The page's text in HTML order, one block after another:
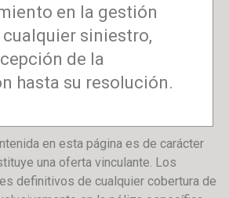
en la gestión
siniestro,
de la
hasta su resolución.
en esta página es de carácter
una oferta vinculante. Los
definitivos de cualquier cobertura de